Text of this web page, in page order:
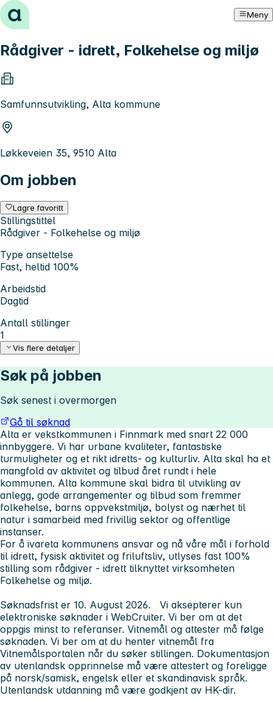
Hopp til innhold Meny
Rådgiver - idrett, Folkehelse og miljø
Samfunnsutvikling, Alta kommune
Løkkeveien 35, 9510 Alta
Om jobben
Lagre favoritt
Stillingstittel
Rådgiver - Folkehelse og miljø
Type ansettelse
Fast, heltid 100%
Arbeidstid
Dagtid
Antall stillinger
1
Vis flere detaljer
Søk på jobben
Søk senest i overmorgen
Gå til søknad
Alta er vekstkommunen i Finnmark med snart 22 000
innbyggere. Vi har urbane kvaliteter, fantastiske
turmuligheter og et rikt idretts- og kulturliv. Alta skal ha et
mangfold av aktivitet og tilbud året rundt i hele
kommunen. Alta kommune skal bidra til utvikling av
anlegg, gode arrangementer og tilbud som fremmer
folkehelse, barns oppvekstmiljø, bolyst og nærhet til
natur i samarbeid med frivillig sektor og offentlige
instanser.
For å ivareta kommunens ansvar og nå våre mål i forhold
til idrett, fysisk aktivitet og friluftsliv, utlyses fast 100%
stilling som rådgiver - idrett tilknyttet virksomheten
Folkehelse og miljø.
Søknadsfrist er 10. August 2026.
Vi aksepterer kun
elektroniske søknader i WebCruiter. Vi ber om at det
oppgis minst to referanser. Vitnemål og attester må følge
søknaden. Vi ber om at du henter vitnemål fra
Vitnemålsportalen når du søker stillingen. Dokumentasjon
av utenlandsk opprinnelse må være attestert og foreligge
på norsk/samisk, engelsk eller et skandinavisk språk.
Utenlandsk utdanning må være godkjent av HK-dir.